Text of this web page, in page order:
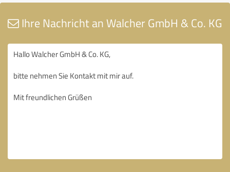
Ihre Nachricht an Walcher GmbH & Co. KG